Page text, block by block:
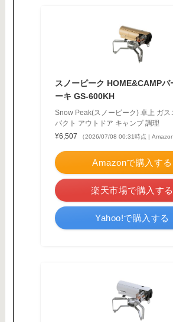
スノーピーク HOME&CAMPバ
ーキ GS-600KH
Snow Peak(スノーピーク) 卓上 ガス
パクト アウトドア キャンプ 調理
¥6,507
（2026/07/08 00:31時点 | Amazon
Amazonで購入する
楽天市場で購入する
Yahoo!で購入する